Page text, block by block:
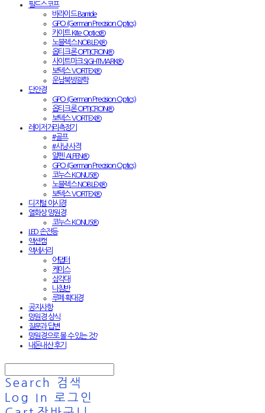
필드스코프
바라이드 Barride
GPO (German Precision Optics)
카이트 Kite Optics®
노블렉스 NOBLEX®
옵티크론 OPTICRON®
사이트마크 SIGHTMARK®
보텍스 VORTEX®
운남북방광학
단안경
GPO (German Precision Optics)
옵티크론 OPTICRON®
보텍스 VORTEX®
레이저거리측정기
#골프
#사냥·사격
알펜 ALPEN®
GPO (German Precision Optics)
코누스 KONUS®
노블렉스 NOBLEX®
보텍스 VORTEX®
디지털 야시경
열화상 망원경
코누스 KONUS®
LED 손전등
액션캠
액세서리
어댑터
케이스
삼각대
나침반
루페·확대경
공지사항
망원경 상식
질문과 답변
망원경으로 볼 수 있는 것?
내돈내산 후기
Search
검색
Log In
로그인